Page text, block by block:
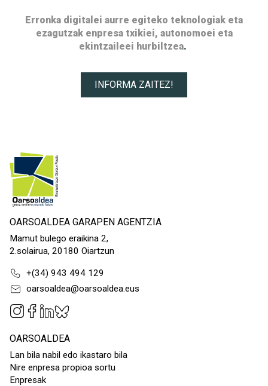
Erronka digitalei aurre egiteko teknologiak eta
ezagutzak enpresa txikiei, autonomoei eta
ekintzaileei hurbiltzea.
INFORMA ZAITEZ!
OARSOALDEA GARAPEN AGENTZIA
Mamut bulego eraikina 2,
2.solairua, 20180 Oiartzun
+(34) 943 494 129
oarsoaldea@oarsoaldea.eus
OARSOALDEA
Lan bila nabil edo ikastaro bila
Nire enpresa propioa sortu
Enpresak